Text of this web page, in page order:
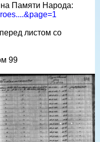
Памяти Народа:
листом со
99